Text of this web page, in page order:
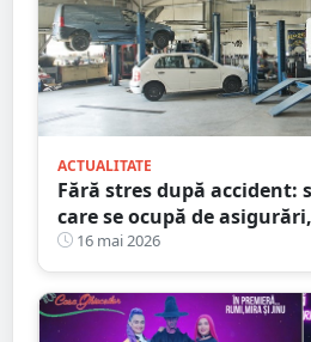
ACTUALITATE
Fără stres după accident:
care se ocupă de
mașină la schimb
16 mai 2026